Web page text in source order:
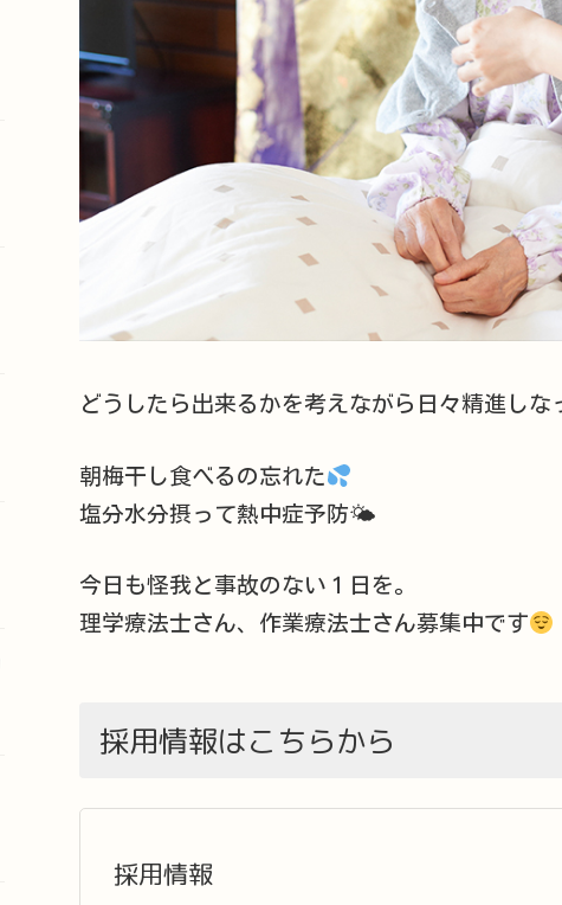
どうしたら出来るかを考えながら日々精進しな
朝梅干し食べるの忘れた
塩分水分摂って熱中症予防🌤
今日も怪我と事故のない１日を。
理学療法士さん、作業療法士さん募集中です
採用情報はこちらから
採用情報